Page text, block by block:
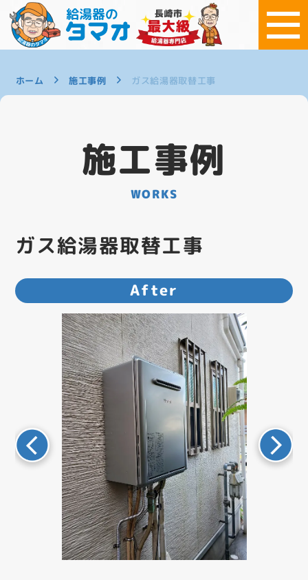
ホーム 施工事例 ガス給湯器取替工事
施工事例
WORKS
ガス給湯器取替工事
After